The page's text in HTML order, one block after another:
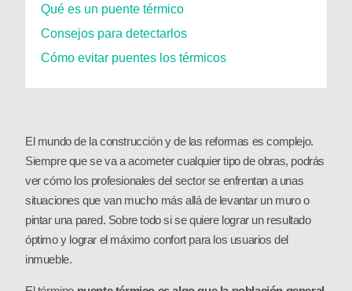
Qué es un puente térmico
Consejos para detectarlos
Cómo evitar puentes los térmicos
El mundo de la construcción y de las reformas es complejo.
Siempre que se va a acometer cualquier tipo de obras, podrás
ver cómo los profesionales del sector se enfrentan a unas
situaciones que van mucho más allá de levantar un muro o
pintar una pared. Sobre todo si se quiere lograr un resultado
óptimo y lograr el máximo confort para los usuarios del
inmueble.